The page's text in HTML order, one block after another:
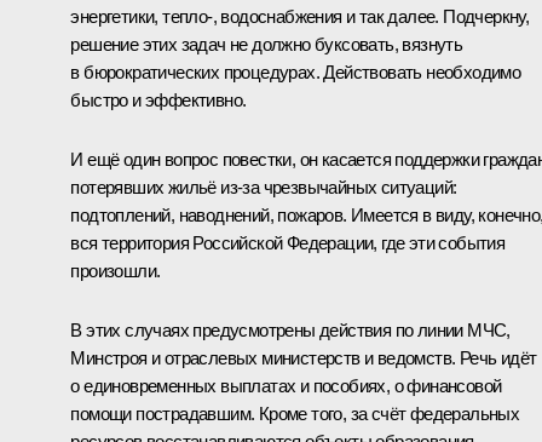
энергетики, тепло-, водоснабжения и так далее. Подчеркну,
решение этих задач не должно буксовать, вязнуть
в бюрократических процедурах. Действовать необходимо
быстро и эффективно.
И ещё один вопрос повестки, он касается поддержки
потерявших жильё из-за чрезвычайных ситуаций:
подтоплений, наводнений, пожаров. Имеется в виду,
вся территория Российской Федерации, где эти события
произошли.
В этих случаях предусмотрены действия по линии МЧС,
Минстроя и отраслевых министерств и ведомств. Речь идёт
о единовременных выплатах и пособиях, о финансовой
помощи пострадавшим. Кроме того, за счёт федеральных